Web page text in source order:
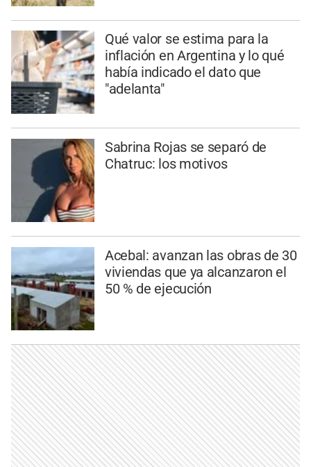
Qué valor se estima para la
inflación en Argentina y lo qué
había indicado el dato que
"adelanta"
Sabrina Rojas se separó de
Chatruc: los motivos
Acebal: avanzan las obras de 30
viviendas que ya alcanzaron el
50 % de ejecución